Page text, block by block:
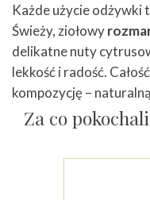
Każde użycie odżywki
Świeży, ziołowy
delikatne nuty
lekkość i radość.
kompozycję –
Za co